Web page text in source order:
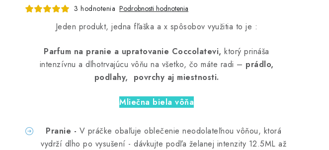
3 hodnotenia Podrobnosti hodnotenia
Jeden produkt, jedna fľaška a x spôsobov využitia to je :
Parfum na pranie a upratovanie Coccolatevi, ktorý prináša
intenzívnu a dlhotrvajúcu vôňu na všetko, čo máte radi – prádlo,
podlahy, povrchy aj miestnosti.
Mliečna biela vôňa
Pranie - V práčke obaľuje oblečenie neodolateľnou vôňou, ktorá
vydrží dlho po vysušení - dávkujte podľa želanej intenzity 12.5ML až